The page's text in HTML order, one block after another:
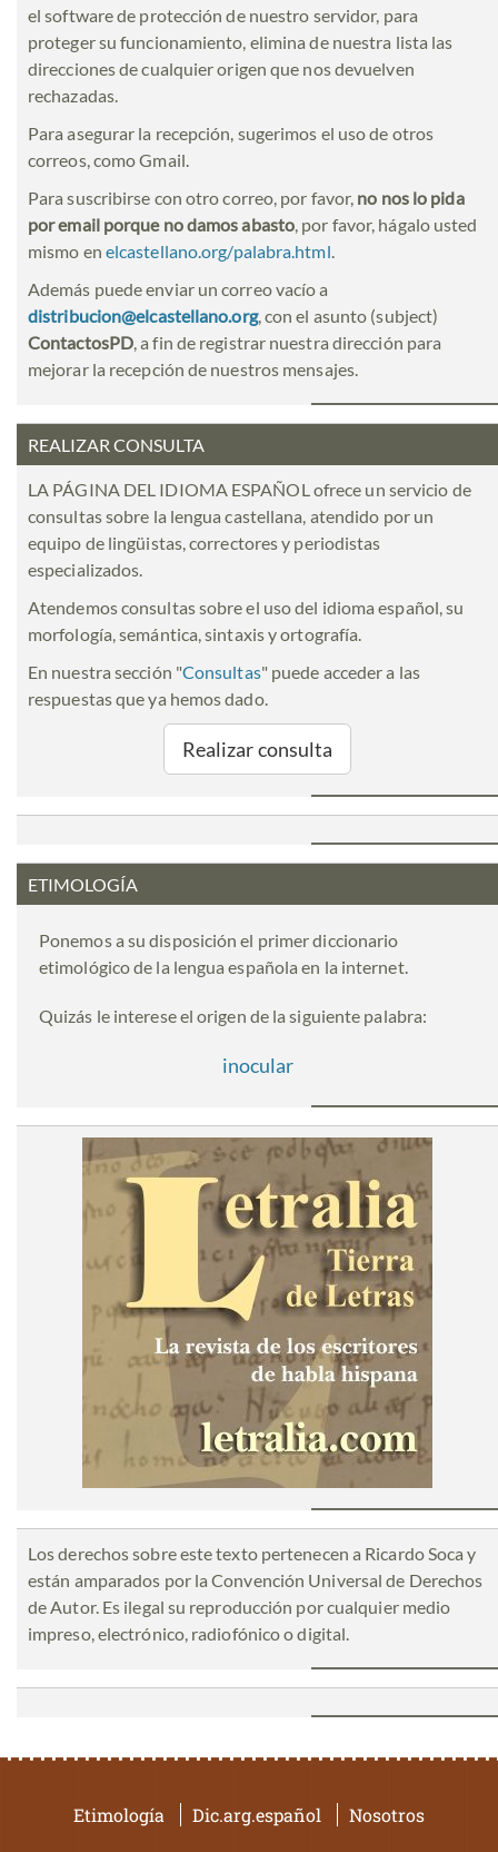
el software de protección de nuestro servidor, para
proteger su funcionamiento, elimina de nuestra lista las
direcciones de cualquier origen que nos devuelven
rechazadas.
Para asegurar la recepción, sugerimos el uso de otros
correos, como Gmail.
Para suscribirse con otro correo, por favor, no nos lo pida
por email porque no damos abasto , por favor, hágalo usted
mismo en elcastellano.org/palabra.html
Además puede enviar un correo vacío a
distribucion@elcastellano.org, con el asunto (subject)
ContactosPD , a fin de registrar nuestra dirección para
mejorar la recepción de nuestros mensajes.
REALIZAR CONSULTA
LA PÁGINA DEL IDIOMA ESPAÑOL ofrece un servicio de
consultas sobre la lengua castellana, atendido por un
equipo de lingüistas, correctores y periodistas
especializados.
Atendemos consultas sobre el uso del idioma español, su
morfología, semántica, sintaxis y ortografía.
En nuestra sección "Consultas" puede acceder a las
respuestas que ya hemos dado.
Realizar consulta
ETIMOLOGÍA
Ponemos a su disposición el primer diccionario
etimológico de la lengua española en la internet.
Quizás le interese el origen de la siguiente palabra:
inocular
Los derechos sobre este texto pertenecen a Ricardo Soca y
están amparados por la Convención Universal de Derechos
de Autor. Es ilegal su reproducción por cualquier medio
impreso, electrónico, radiofónico o digital.
Etimología Dic.arg.español Nosotros